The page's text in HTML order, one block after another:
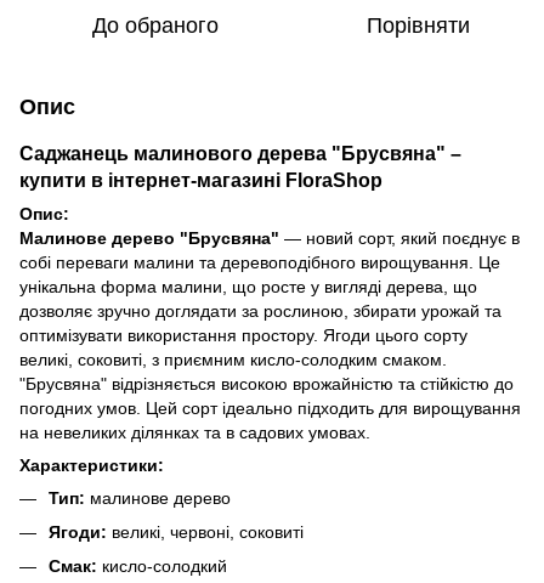
До обраного Порівняти
Опис
Саджанець малинового дерева "Брусвяна" –
купити в інтернет-магазині FloraShop
Опис:
Малинове дерево "Брусвяна" — новий сорт, який поєднує в
собі переваги малини та деревоподібного вирощування. Це
унікальна форма малини, що росте у вигляді дерева, що
дозволяє зручно доглядати за рослиною, збирати урожай та
оптимізувати використання простору. Ягоди цього сорту
великі, соковиті, з приємним кисло-солодким смаком.
"Брусвяна" відрізняється високою врожайністю та стійкістю до
погодних умов. Цей сорт ідеально підходить для вирощування
на невеликих ділянках та в садових умовах.
Характеристики:
Тип: малинове дерево
Ягоди: великі, червоні, соковиті
Смак: кисло-солодкий